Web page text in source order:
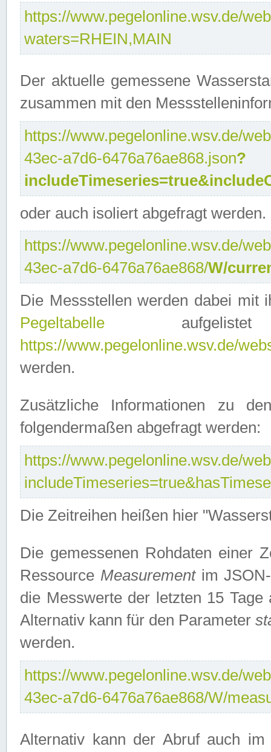
https://www.pegelonline.wsv.de/
waters=RHEIN,MAIN
Der aktuelle gemessene
zusammen mit den
https://www.pegelonline.wsv.de/
43ec-a7d6-6476a76ae868.json?
oder auch isoliert abgefragt werden.
https://www.pegelonline.wsv.de/
43ec-a7d6-6476a76ae868/W/
Die Messstellen werden dabei mit
Pegeltabelle
https://www.pegelonline.wsv.de/
werden.
Zusätzliche Informationen zu
folgendermaßen abgefragt werden:
https://www.pegelonline.wsv.de/
Die Zeitreihen heißen hier
Die gemessenen Rohdaten einer
Ressource Measurementim JSON-
die Messwerte der letzten 15
Alternativ kann für den Parameter
werden.
https://www.pegelonline.wsv.de/
43ec-a7d6-6476a76ae868/W/
Alternativ kann der Abruf auch